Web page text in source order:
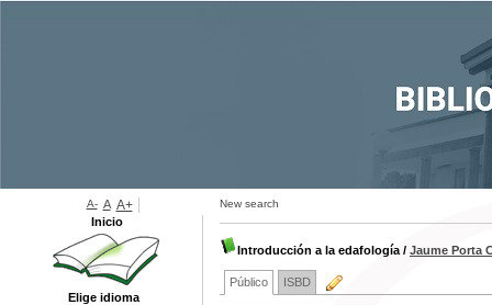
New search
Introducción a la edafología / Jaume Porta
Público ISBD
A- A A+
Inicio
Elige idioma